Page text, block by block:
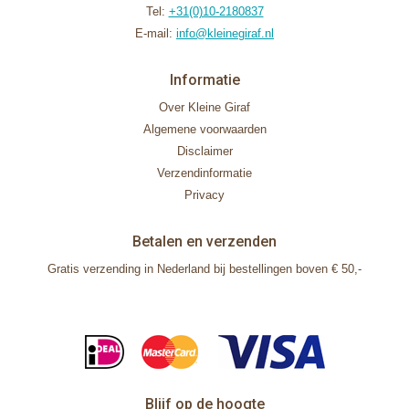
Tel: +31(0)10-2180837
E-mail: info@kleinegiraf.nl
Informatie
Over Kleine Giraf
Algemene voorwaarden
Disclaimer
Verzendinformatie
Privacy
Betalen en verzenden
Gratis verzending in Nederland bij bestellingen boven € 50,-
Blijf op de hoogte